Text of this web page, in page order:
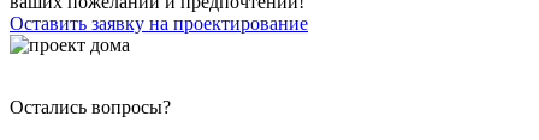
Оставить заявку на проектирование
Остались вопросы?